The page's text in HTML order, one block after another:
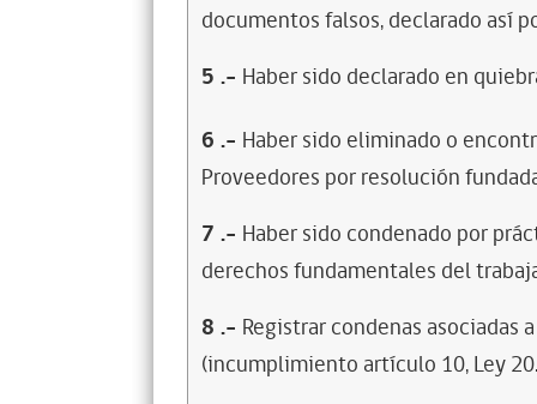
documentos falsos, declarado así
5 .- Haber sido declarado en
6 .- Haber sido eliminado o
Proveedores por resolución
7 .- Haber sido condenado por
derechos fundamentales del
8 .- Registrar condenas asociadas
(incumplimiento artículo 10, Ley